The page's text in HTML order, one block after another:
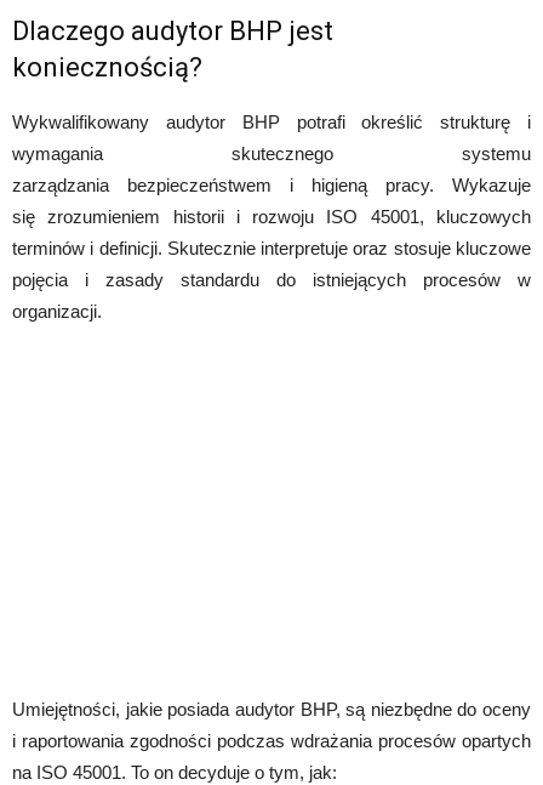
Dlaczego audytor BHP jest
koniecznością?
Wykwalifikowany audytor BHP potrafi określić strukturę i
wymagania skutecznego systemu
zarządzania bezpieczeństwem i higieną pracy. Wykazuje
się zrozumieniem historii i rozwoju ISO 45001, kluczowych
terminów i definicji. Skutecznie interpretuje oraz stosuje kluczowe
pojęcia i zasady standardu do istniejących procesów w
organizacji.
Umiejętności, jakie posiada audytor BHP, są niezbędne do oceny
i raportowania zgodności podczas wdrażania procesów opartych
na ISO 45001. To on decyduje o tym, jak: